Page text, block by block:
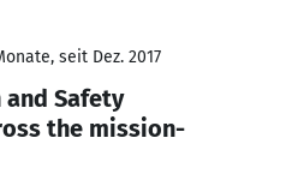
seit Dez. 2017
Safety
the mission-